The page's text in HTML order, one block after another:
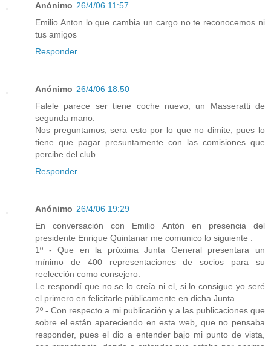
Anónimo 26/4/06 11:57
Emilio Anton lo que cambia un cargo no te reconocemos ni
tus amigos
Responder
Anónimo 26/4/06 18:50
Falele parece ser tiene coche nuevo, un Masseratti de
segunda mano.
Nos preguntamos, sera esto por lo que no dimite, pues lo
tiene que pagar presuntamente con las comisiones que
percibe del club.
Responder
Anónimo 26/4/06 19:29
En conversación con Emilio Antón en presencia del
presidente Enrique Quintanar me comunico lo siguiente .
1º - Que en la próxima Junta General presentara un
mínimo de 400 representaciones de socios para su
reelección como consejero.
Le respondí que no se lo creía ni el, si lo consigue yo seré
el primero en felicitarle públicamente en dicha Junta.
2º - Con respecto a mi publicación y a las publicaciones que
sobre el están apareciendo en esta web, que no pensaba
responder, pues el dio a entender bajo mi punto de vista,